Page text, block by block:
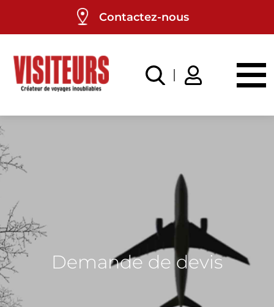
Contactez-nous
Demande de devis
Panneau de gestion des cookies